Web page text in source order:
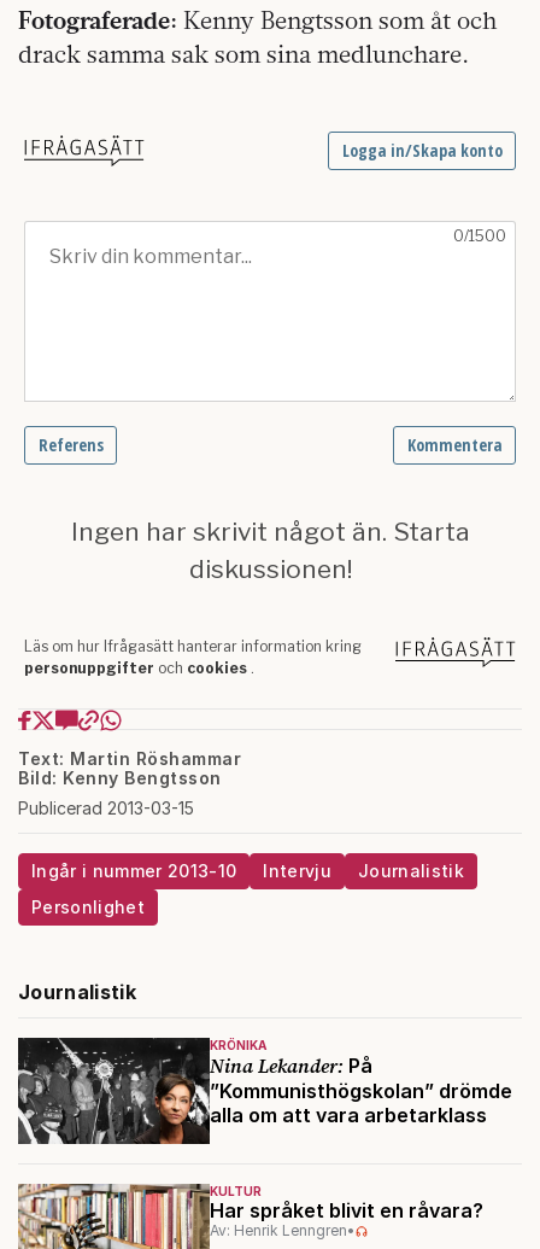
Fotograferade: Kenny Bengtsson som åt och
drack samma sak som sina medlunchare.
Text: Martin Röshammar
Bild: Kenny Bengtsson
Publicerad 2013-03-15
Ingår i nummer 2013-10 Intervju
Journalistik
Personlighet
Journalistik
KRÖNIKA
Nina Lekander: På
”Kommunisthögskolan” drömde
alla om att vara arbetarklass
KULTUR
Har språket blivit en råvara?
Av: Henrik Lenngren•